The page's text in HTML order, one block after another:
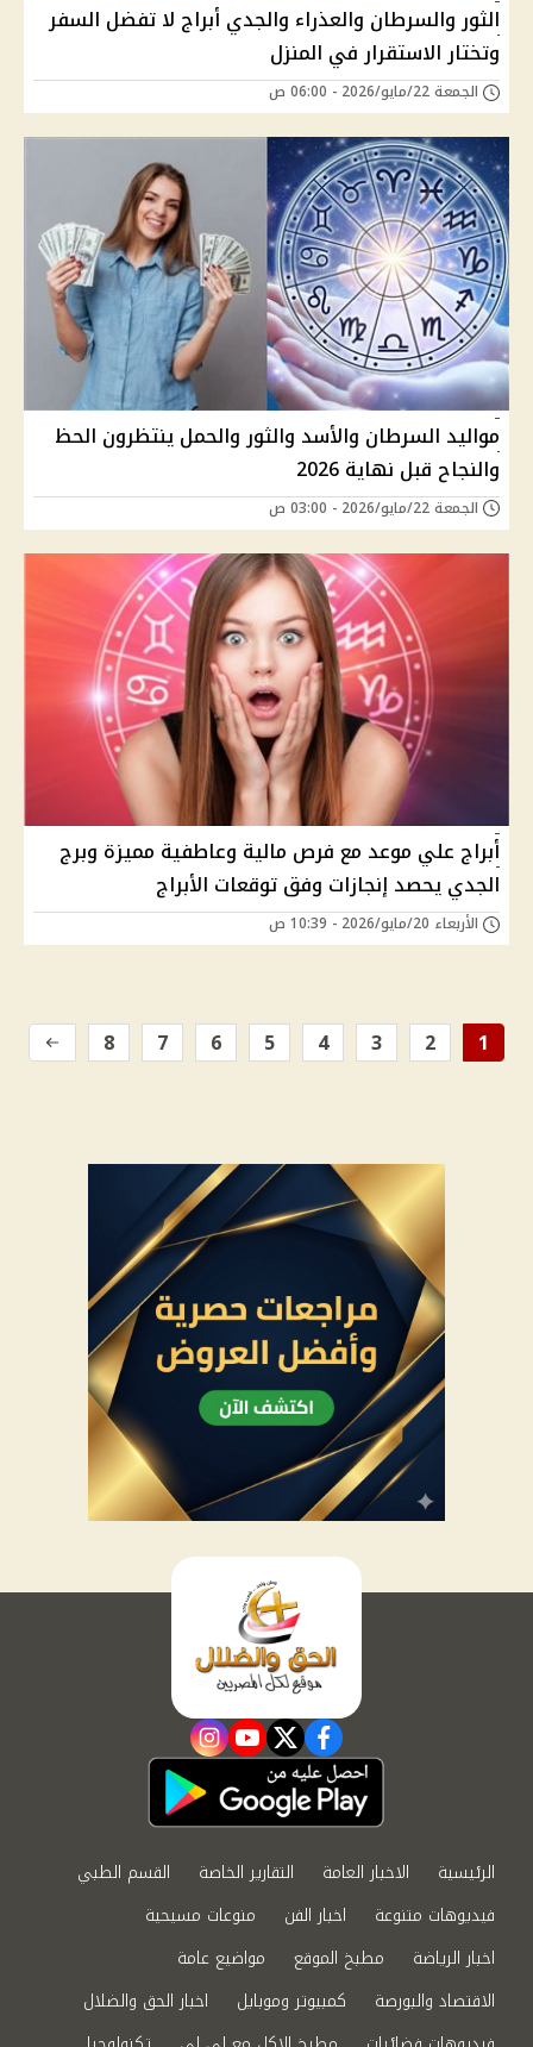
الثور والسرطان والعذراء والجدي أبراج لا تفضل السفر
وتختار الاستقرار في المنزل
الجمعة 22/مايو/2026 - 06:00 ص
مواليد السرطان والأسد والثور والحمل ينتظرون الحظ
والنجاح قبل نهاية 2026
الجمعة 22/مايو/2026 - 03:00 ص
أبراج علي موعد مع فرص مالية وعاطفية مميزة وبرج
الجدي يحصد إنجازات وفق توقعات الأبراج
الأربعاء 20/مايو/2026 - 10:39 ص
1
2
3
4
5
6
7
8
facebook
twitter
youtube
instagram
الرئيسية الاخبار العامة التقارير الخاصة
القسم الطبي
فيديوهات متنوعة
اخبار الفن
منوعات مسيحية
اخبار الرياضة
مطبخ الموقع
مواضيع عامة
الاقتصاد والبورصة
كمبيوتر وموبايل
اخبار الحق والضلال